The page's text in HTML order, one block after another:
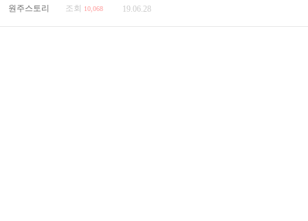
원주스토리 조회 10,068 19.06.28